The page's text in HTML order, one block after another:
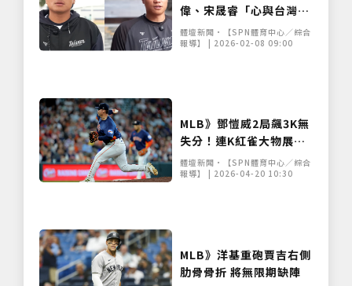
偉、宋晟睿「心與台灣隊
同在」
體壇新聞•【SPN體育中心／綜合
報導】 | 2026-02-08 09:00
MLB》鄧愷威2局飆3K無
失分！連K紅雀大物展現
宰制力，防禦率降至1.98
體壇新聞•【SPN體育中心／綜合
報導】 | 2026-04-20 10:30
MLB》洋基重砲賈吉右側
肋骨骨折 將無限期缺陣